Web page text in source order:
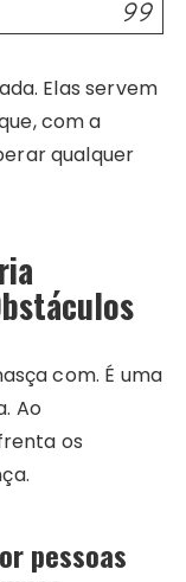
Elas servem
com a
qualquer
com. É uma
Ao
os
pessoas